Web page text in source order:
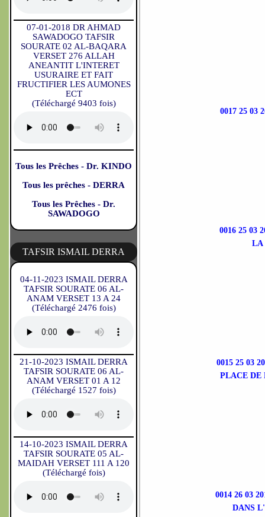
07-01-2018 DR AHMAD
SAWADOGO TAFSIR
SOURATE 02 AL-BAQARA
VERSET 276 ALLAH
ANEANTIT L'INTERET
USURAIRE ET FAIT
FRUCTIFIER LES AUMONES
ECT
(Téléchargé 9403 fois)
Tous les Prêches - Dr. KINDO
Tous les prêches - DERRA
Tous les Prêches - Dr.
SAWADOGO
TAFSIR ISMAIL DERRA
04-11-2023 ISMAIL DERRA
TAFSIR SOURATE 06 AL-
ANAM VERSET 13 A 24
(Téléchargé 2476 fois)
21-10-2023 ISMAIL DERRA
TAFSIR SOURATE 06 AL-
ANAM VERSET 01 A 12
(Téléchargé 1527 fois)
14-10-2023 ISMAIL DERRA
TAFSIR SOURATE 05 AL-
MAIDAH VERSET 111 A 120
(Téléchargé fois)
0017 25 03
0016 25 03
LA
0015 25 03
PLACE DE
0014 26 03
DANS